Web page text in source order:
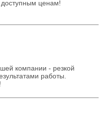
ценам!
компании - резкой
работы.